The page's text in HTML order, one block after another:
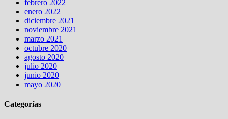
febrero 2022
enero 2022
diciembre 2021
noviembre 2021
marzo 2021
octubre 2020
agosto 2020
julio 2020
junio 2020
mayo 2020
Categorías